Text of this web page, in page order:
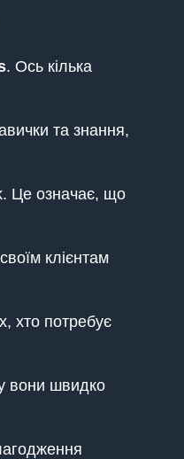
. Ось кілька
та знання,
Це означає, що
клієнтам
хто потребує
вони швидко